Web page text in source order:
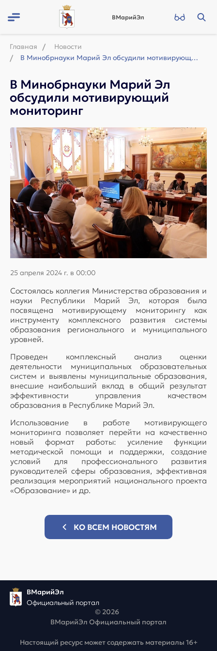
ВМарийЭл
Главная
Новости
В Минобрнауки Марий Эл обсудили мотивирующий мониторинг
В Минобрнауки Марий Эл
обсудили мотивирующий
мониторинг
25 апреля 2024 г. в 00:00
Состоялась коллегия Министерства образования и
науки Республики Марий Эл, которая была
посвящена мотивирующему мониторингу как
инструменту комплексного развития системы
образования регионального и муниципального
уровней.
Проведен комплексный анализ оценки
деятельности муниципальных образовательных
систем и выявлены муниципальные образования,
внесшие наибольший вклад в общий результат
эффективности управления качеством
образования в Республике Марий Эл.
Использование в работе мотивирующего
мониторинга позволяет перейти на качественно
новый формат работы: усиление функции
методической помощи и поддержки, создание
условий для профессионального развития
руководителей сферы образования, эффективная
реализация мероприятий национального проекта
«Образование» и др.
КО ВСЕМ НОВОСТЯМ
ВМарийЭл
Официальный портал
© 2026
ВМарийЭл Официальный портал
Настоящий ресурс может содержать материалы 16+